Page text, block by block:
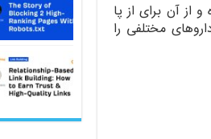
از آن برای از پا
مختلفی را